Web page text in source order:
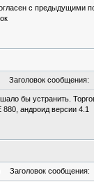
с предыдущими
Заголовок сообщения:
бы устранить.
андроид версии 4.1
Заголовок сообщения: